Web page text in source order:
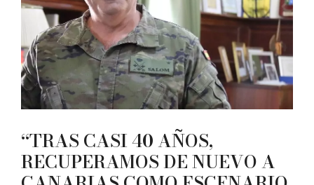
“TRAS CASI 40 AÑOS,
RECUPERAMOS DE NUEVO A